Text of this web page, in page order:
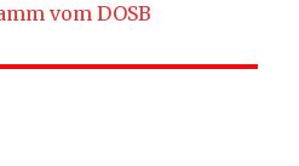
vom DOSB